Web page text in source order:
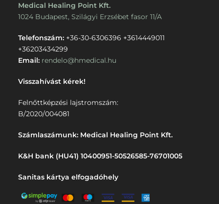
Medical Healing Point Kft.
1024 Budapest, Szilágyi Erzsébet fasor 11/A
Telefonszám: +36-30-6306396 +3614449011
+36203434299
Email: rendelo@hmedical.hu
Visszahívást kérek!
Felnőttképzési lajstromszám:
B/2020/004081
Számlaszámunk: Medical Healing Point Kft.
K&H bank (HU41) 10400951-50526585-76701005
Sanitas kártya elfogadóhely